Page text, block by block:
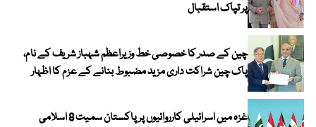
پر تپاک استقبال
چین کے صدر کا خصوصی خط وزیراعظم شہباز شریف کے نام،
پاک چین شراکت داری مزید مضبوط بنانے کے عزم کا اظہار
غزہ میں اسرائیلی کارروائیوں پر پاکستان سمیت 8 اسلامی